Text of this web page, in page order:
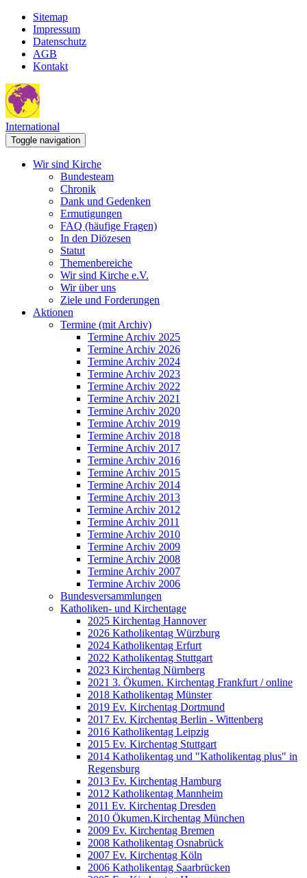
Sitemap
Impressum
Datenschutz
AGB
Kontakt
International
Toggle navigation
Wir sind Kirche
Bundesteam
Chronik
Dank und Gedenken
Ermutigungen
FAQ (häufige Fragen)
In den Diözesen
Statut
Themenbereiche
Wir sind Kirche e.V.
Wir über uns
Ziele und Forderungen
Aktionen
Termine (mit Archiv)
Termine Archiv 2025
Termine Archiv 2026
Termine Archiv 2024
Termine Archiv 2023
Termine Archiv 2022
Termine Archiv 2021
Termine Archiv 2020
Termine Archiv 2019
Termine Archiv 2018
Termine Archiv 2017
Termine Archiv 2016
Termine Archiv 2015
Termine Archiv 2014
Termine Archiv 2013
Termine Archiv 2012
Termine Archiv 2011
Termine Archiv 2010
Termine Archiv 2009
Termine Archiv 2008
Termine Archiv 2007
Termine Archiv 2006
Bundesversammlungen
Katholiken- und Kirchentage
2025 Kirchentag Hannover
2026 Katholikentag Würzburg
2024 Katholikentag Erfurt
2022 Katholikentag Stuttgart
2023 Kirchentag Nürnberg
2021 3. Ökumen. Kirchentag Frankfurt / online
2018 Katholikentag Münster
2019 Ev. Kirchentag Dortmund
2017 Ev. Kirchentag Berlin - Wittenberg
2016 Katholikentag Leipzig
2015 Ev. Kirchentag Stuttgart
2014 Katholikentag und "Katholikentag plus" in
Regensburg
2013 Ev. Kirchentag Hamburg
2012 Katholikentag Mannheim
2011 Ev. Kirchentag Dresden
2010 Ökumen.Kirchentag München
2009 Ev. Kirchentag Bremen
2008 Katholikentag Osnabrück
2007 Ev. Kirchentag Köln
2006 Katholikentag Saarbrücken